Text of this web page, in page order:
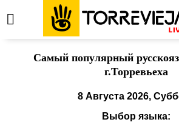
Cамый популярный
г.Торревьеха
8 Августа 2026,
Выбор языка: